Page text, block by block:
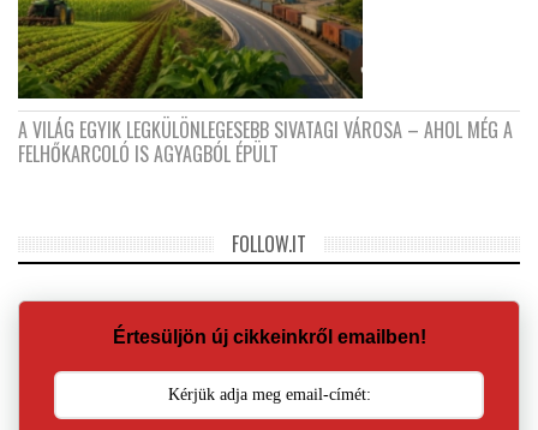
A VILÁG EGYIK LEGKÜLÖNLEGESEBB SIVATAGI VÁROSA – AHOL MÉG A
FELHŐKARCOLÓ IS AGYAGBÓL ÉPÜLT
FOLLOW.IT
Értesüljön új cikkeinkről emailben!